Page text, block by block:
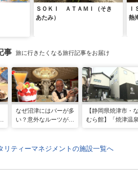
ＳＯＫＩ ＡＴＡＭＩ（そき
あたみ）
Ｉ
熱
事 旅に行きたくなる旅行記事をお届け
なぜ沼津にはバーが多
い？意外なルーツがわ
こと白鳥】
【静岡県焼津市・
むら館】「焼津温
泉商品で手がすべ
リティーマネジメントの施設一覧へ